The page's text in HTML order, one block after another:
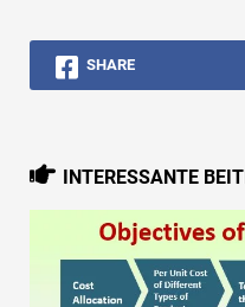
SHARE
INTERESSANTE